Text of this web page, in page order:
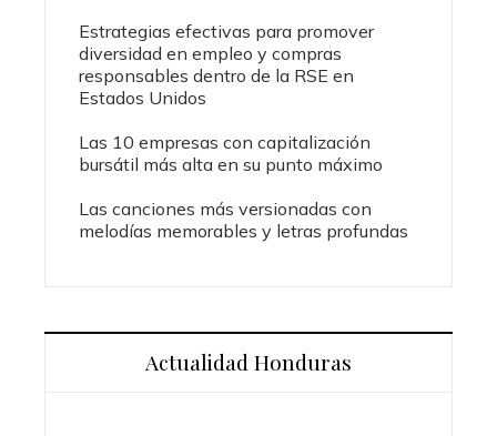
Estrategias efectivas para promover
diversidad en empleo y compras
responsables dentro de la RSE en
Estados Unidos
Las 10 empresas con capitalización
bursátil más alta en su punto máximo
Las canciones más versionadas con
melodías memorables y letras profundas
Actualidad Honduras